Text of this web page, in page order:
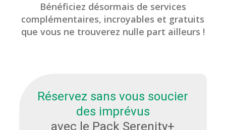
Bénéficiez désormais de services
complémentaires, incroyables et gratuits
que vous ne trouverez nulle part ailleurs !
Réservez sans vous soucier
des imprévus
avec le Pack Serenity+